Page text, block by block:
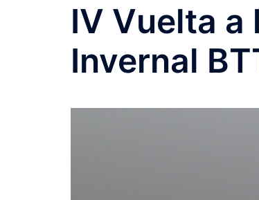
IV Vuelta a
Invernal